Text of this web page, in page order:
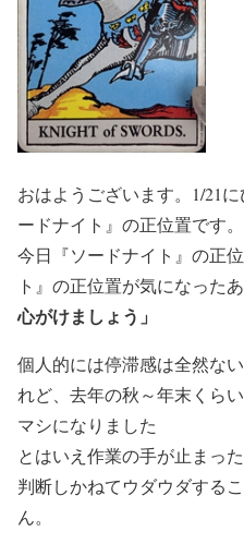
おはようございます。1/21
ードナイト』の正位置です。
今日『ソードナイト』の正
ト』の正位置が気になった
心がけましょう」
個人的には停滞感は全然な
れど、去年の秋～年末くら
マシになりました
とはいえ作業の手が止まっ
判断しかねてウダウダする
ん。